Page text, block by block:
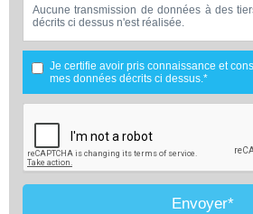
Aucune transmission de données à des
décrits ci dessus n'est réalisée.
Mes données téléphoniques seront
comparateur-constructeur.com et la
par votre projet dans le cadre de la
projet.
Les données sont conservées pendant
courant à partir des derniers contacts
membre de la maîtrise d'oeuvre en
serait en relation avec comparateur-
Conformément à la loi « informatique et
exercer votre droit d'accès aux données
rectifier en contactant : Vitaweb, 7 bis
SALLES-SUR-MER - FRANCE.
Je certifie avoir pris connaissance et
mes données décrits ci dessus.*
Envoyer*